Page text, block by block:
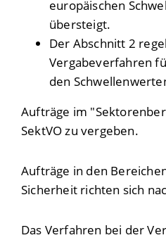
europäischen
übersteigt.
Der Abschnitt 2
Vergabeverfahren
den
Aufträge im
SektVO zu vergeben.
Aufträge in den
Sicherheit richten sich
Das Verfahren bei der